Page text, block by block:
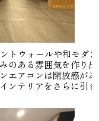
ウォールや和モダン
のある雰囲気を作り出
エアコンは開放感があ
ンテリアをさらに引き